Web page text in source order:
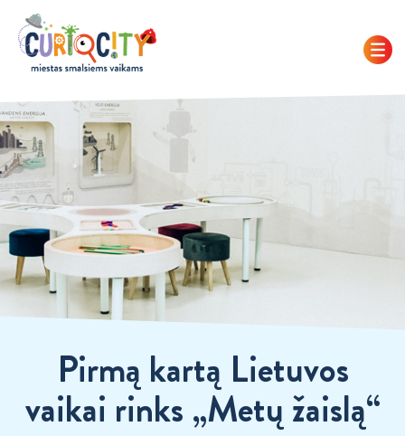
Pirmą kartą Lietuvos
vaikai rinks „Metų žaislą“